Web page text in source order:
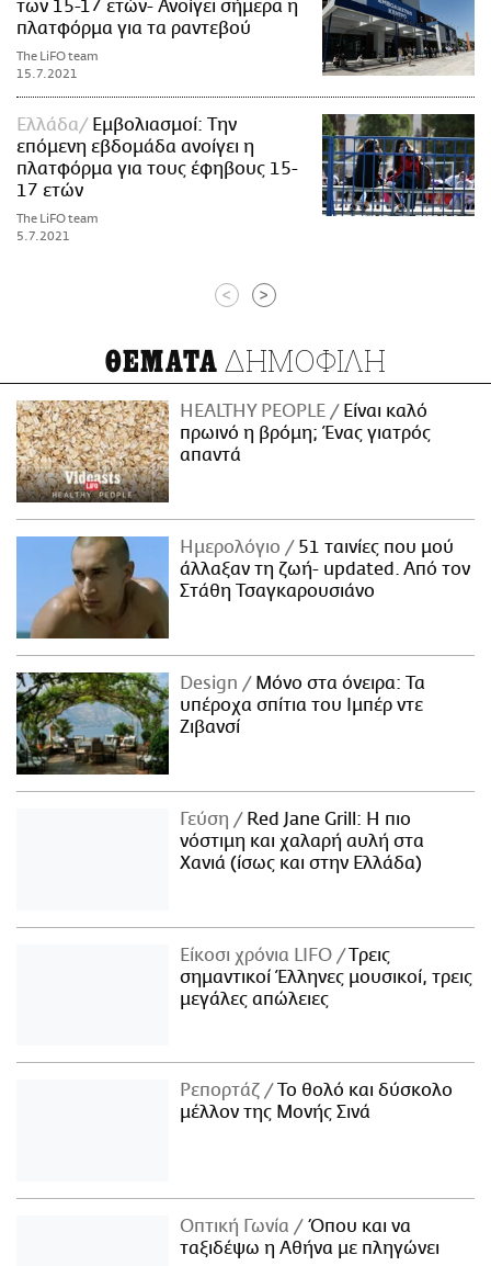
των 15-17 ετών- Ανοίγει σήμερα η
πλατφόρμα για τα ραντεβού
The LiFO team
15.7.2021
Ελλάδα
Εμβολιασμοί: Την
επόμενη εβδομάδα ανοίγει η
πλατφόρμα για τους έφηβους 15-
17 ετών
The LiFO team
5.7.2021
< >
ΘΕΜΑΤΑ ΔΗΜΟΦΙΛΗ
HEALTHY PEOPLE
Είναι καλό
πρωινό η βρόμη; Ένας γιατρός
απαντά
Ημερολόγιο
51 ταινίες που μού
άλλαξαν τη ζωή- updated. Aπό τον
Στάθη Τσαγκαρουσιάνο
Design
Μόνο στα όνειρα: Τα
υπέροχα σπίτια του Ιμπέρ ντε
Ζιβανσί
Γεύση
Red Jane Grill: Η πιο
νόστιμη και χαλαρή αυλή στα
Χανιά (ίσως και στην Ελλάδα)
Είκοσι χρόνια LIFO
Tρεις
σημαντικοί Έλληνες μουσικοί, τρεις
μεγάλες απώλειες
Ρεπορτάζ
Το θολό και δύσκολο
μέλλον της Μονής Σινά
Οπτική Γωνία
Όπου και να
ταξιδέψω η Αθήνα με πληγώνει